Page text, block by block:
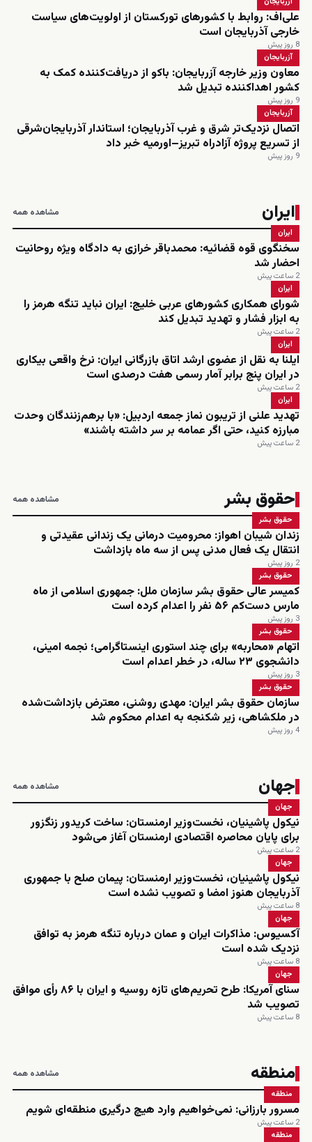
علی‌اف: روابط با کشورهای تورکستان از اولویت‌های سیاست
خارجی آذربایجان است
8 روز پیش
آزربایجان
معاون وزیر خارجه آزربایجان: باکو از دریافت‌کننده کمک به
کشور اهداکننده تبدیل شد
9 روز پیش
آزربایجان
اتصال نزدیک‌تر شرق و غرب آذربایجان؛ استاندار آذربایجان‌شرقی
از تسریع پروژه آزادراه تبریز–اورمیه خبر داد
9 روز پیش
ایران مشاهده همه
ایران
سخنگوی قوه قضائیه: محمدباقر خرازی به دادگاه ویژه روحانیت
احضار شد
2 ساعت پیش
ایران
شورای همکاری کشورهای عربی خلیج: ایران نباید تنگه هرمز را
به ابزار فشار و تهدید تبدیل کند
2 ساعت پیش
ایران
ایلنا به نقل از عضوی ارشد اتاق بازرگانی ایران: نرخ واقعی بیکاری
در ایران پنج برابر آمار رسمی هفت درصدی است
2 ساعت پیش
ایران
تهدید علنی از تریبون نماز جمعه اردبیل: «با برهم‌زنندگان وحدت
مبارزه کنید، حتی اگر عمامه بر سر داشته باشند»
2 ساعت پیش
حقوق بشر مشاهده همه
حقوق بشر
زندان شیبان اهواز: محرومیت درمانی یک زندانی عقیدتی و
انتقال یک فعال مدنی پس از سه ماه بازداشت
2 روز پیش
حقوق بشر
کمیسر عالی حقوق بشر سازمان ملل: جمهوری اسلامی از ماه
مارس دست‌کم ۵۶ نفر را اعدام کرده است
3 روز پیش
حقوق بشر
اتهام «محاربه» برای چند استوری اینستاگرامی؛ نجمه امینی،
دانشجوی ۲۳ ساله، در خطر اعدام است
3 روز پیش
حقوق بشر
سازمان حقوق بشر ایران: مهدی روشنی، معترض بازداشت‌شده
در ملکشاهی، زیر شکنجه به اعدام محکوم شد
4 روز پیش
جهان مشاهده همه
جهان
نیکول پاشینیان، نخست‌وزیر ارمنستان: ساخت کریدور زنگزور
برای پایان محاصره اقتصادی ارمنستان آغاز می‌شود
2 ساعت پیش
جهان
نیکول پاشینیان، نخست‌وزیر ارمنستان: پیمان صلح با جمهوری
آذربایجان هنوز امضا و تصویب نشده است
8 ساعت پیش
جهان
آکسیوس: مذاکرات ایران و عمان درباره تنگه هرمز به توافق
نزدیک شده است
8 ساعت پیش
جهان
سنای آمریکا: طرح تحریم‌های تازه روسیه و ایران با ۸۶ رأی موافق
تصویب شد
8 ساعت پیش
منطقه مشاهده همه
منطقه
مسرور بارزانی: نمی‌خواهیم وارد هیچ درگیری منطقه‌ای شویم
2 ساعت پیش
منطقه